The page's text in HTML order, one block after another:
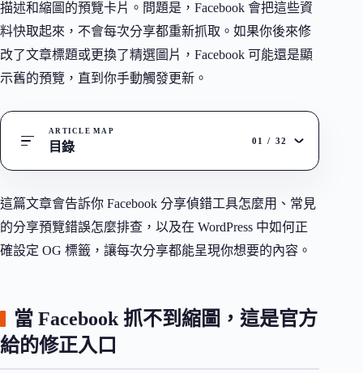
描述和縮圖的預覽卡片。問題是，Facebook 會把這些資
料快取起來，不會每次分享都重新抓取。如果你後來修
改了文章標題或更換了精選圖片，Facebook 可能還是顯
示舊的預覽，直到你手動觸發更新。
ARTICLE MAP
目錄 01 / 32
這篇文章會告訴你 Facebook 分享偵錯工具怎麼用、常見
的分享預覽錯誤怎麼排查，以及在 WordPress 中如何正
確設定 OG 標籤，讓每次分享都能呈現你想要的內容。
當 Facebook 抓不到縮圖，這是官方
給的修正入口